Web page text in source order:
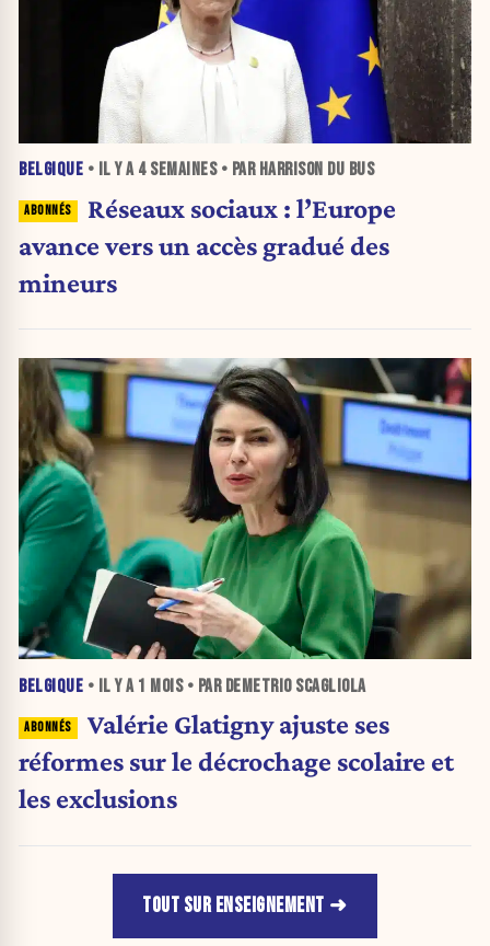
BELGIQUE • IL Y A 4 SEMAINES• PAR HARRISON DU BUS
Réseaux sociaux : l’Europe
avance vers un accès gradué des
mineurs
BELGIQUE • IL Y A 1 MOIS• PAR DEMETRIO SCAGLIOLA
Valérie Glatigny ajuste ses
réformes sur le décrochage scolaire et
les exclusions
TOUT SUR ENSEIGNEMENT